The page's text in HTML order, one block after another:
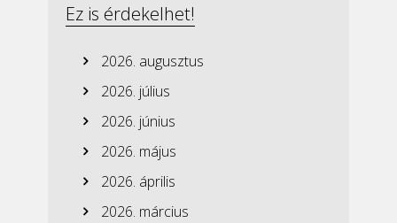
Ez is érdekelhet!
2026. augusztus
2026. július
2026. június
2026. május
2026. április
2026. március